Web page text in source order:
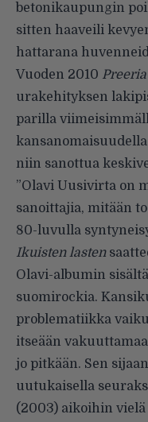
betonikaupungin
sitten haaveili
hattarana
Vuoden 2010 Preeria
urakehityksen
parilla
niin sanottua
”Olavi Uusivirta on
sanoittajia, mitään
80-luvulla
Ikuisten lasten
Olavi-albumin
suomirockia.
problematiikka
itseään
jo pitkään. Sen
uutukaisella
(2003) aikoihin